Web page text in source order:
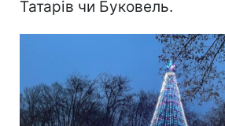
Татарів чи Буковель.